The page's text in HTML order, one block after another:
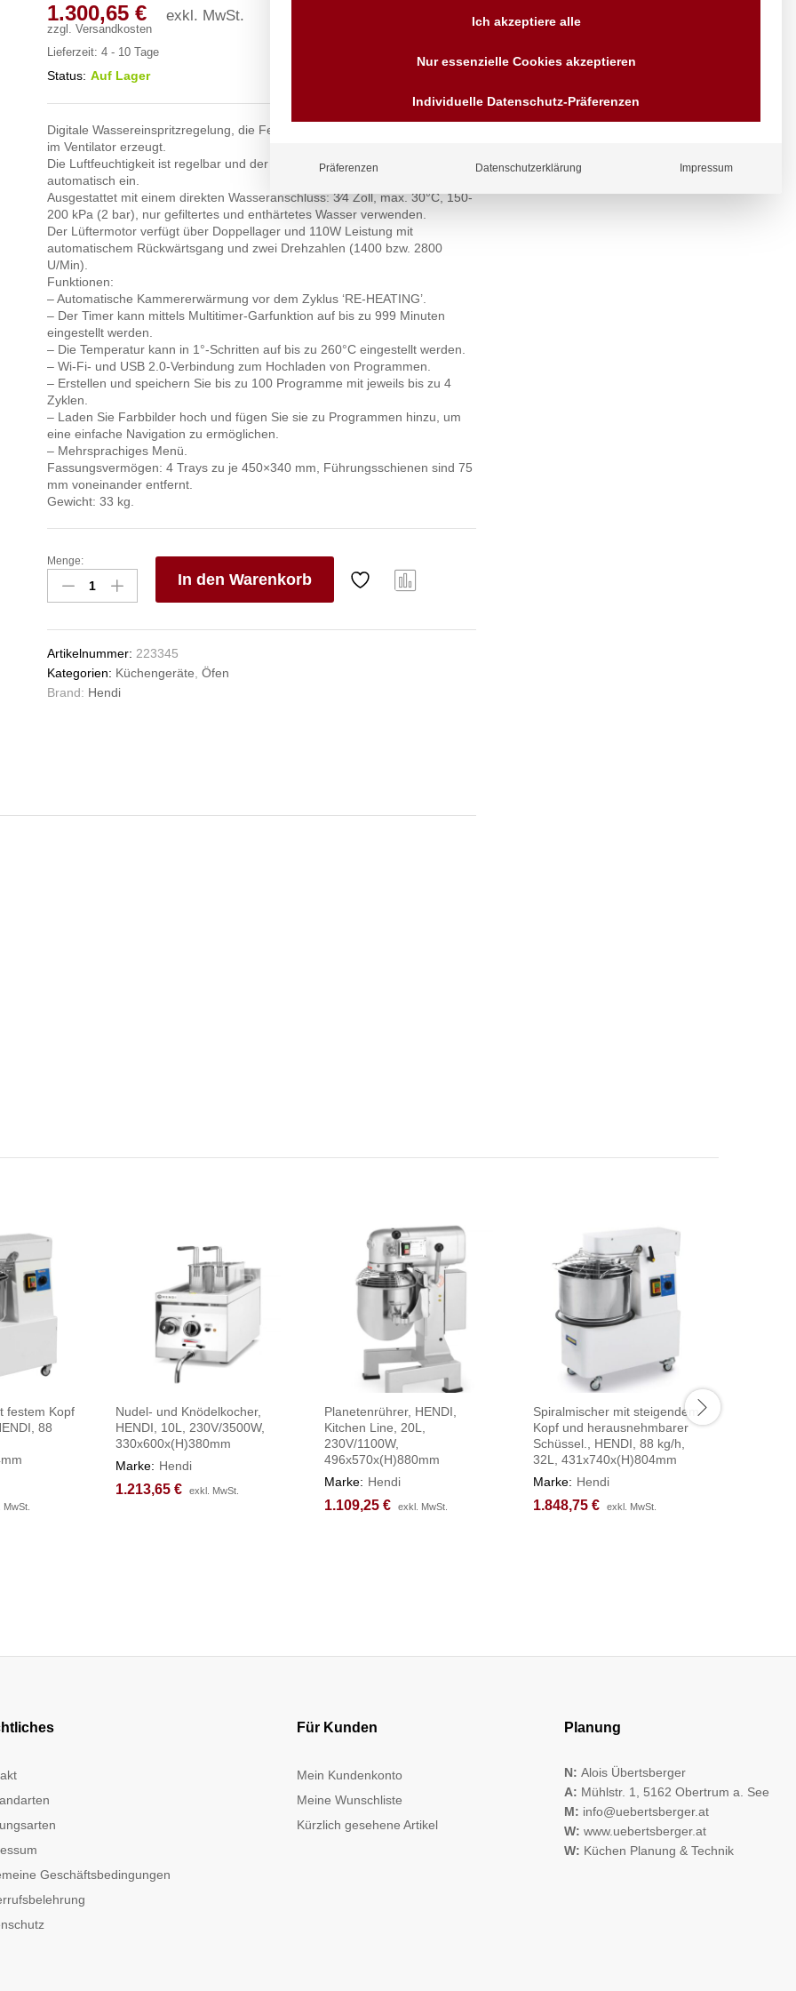
1.300,65 € exkl. MwSt.
zzgl. Versandkosten
Lieferzeit: 4 - 10 Tage
Status: Auf Lager
Digitale Wassereinspritzregelung, die Feuchtigkeit wird durch Tropfwasser
im Ventilator erzeugt.
Die Luftfeuchtigkeit ist regelbar und der Ofen hält den eingestellten Wert
automatisch ein.
Ausgestattet mit einem direkten Wasseranschluss: 3⁄4 Zoll, max. 30°C, 150-
200 kPa (2 bar), nur gefiltertes und enthärtetes Wasser verwenden.
Der Lüftermotor verfügt über Doppellager und 110W Leistung mit
automatischem Rückwärtsgang und zwei Drehzahlen (1400 bzw. 2800
U/Min).
Funktionen:
– Automatische Kammererwärmung vor dem Zyklus ‘RE-HEATING’.
– Der Timer kann mittels Multitimer-Garfunktion auf bis zu 999 Minuten
eingestellt werden.
– Die Temperatur kann in 1°-Schritten auf bis zu 260°C eingestellt werden.
– Wi-Fi- und USB 2.0-Verbindung zum Hochladen von Programmen.
– Erstellen und speichern Sie bis zu 100 Programme mit jeweils bis zu 4
Zyklen.
– Laden Sie Farbbilder hoch und fügen Sie sie zu Programmen hinzu, um
eine einfache Navigation zu ermöglichen.
– Mehrsprachiges Menü.
Fassungsvermögen: 4 Trays zu je 450×340 mm, Führungsschienen sind 75
mm voneinander entfernt.
Gewicht: 33 kg.
Konvektionsofen
mit
Luftbefeuchter
HENDI,
230V/3100W,
561x644x(H)530mm
Menge:
In den Warenkorb
Artikelnummer: 223345
Kategorien: Küchengeräte, Öfen
Brand: Hendi
Anfragen
Wir sind seit über 40 Jahren
für Sie da
Vorrauskasse Paypal,
Kreditkarte, Direkt
festem Kopf
88
MwSt.
MwSt.
Nudel- und Knödelkocher,
HENDI, 10L, 230V/3500W,
330x600x(H)380mm
Marke: Hendi
1.213,65 € exkl. MwSt.
1.213,65 € exkl. MwSt.
Planetenrührer, HENDI,
Kitchen Line, 20L,
230V/1100W,
496x570x(H)880mm
Marke: Hendi
1.109,25 € exkl. MwSt.
1.109,25 € exkl. MwSt.
Spiralmischer mit steigendem
Kopf und herausnehmbarer
Schüssel., HENDI, 88 kg/h,
32L, 431x740x(H)804mm
Marke: Hendi
1.848,75 € exkl. MwSt.
1.848,75 € exkl. MwSt.
Geschäftsbedingungen
Für Kunden
Mein Kundenkonto
Meine Wunschliste
Kürzlich gesehene Artikel
Planung
N: Alois Übertsberger
A: Mühlstr. 1, 5162 Obertrum a. See
M: info@uebertsberger.at
W: www.uebertsberger.at
W: Küchen Planung & Technik
Ich akzeptiere alle
Nur essenzielle Cookies akzeptieren
Individuelle Datenschutz-Präferenzen
Präferenzen Datenschutzerklärung Impressum